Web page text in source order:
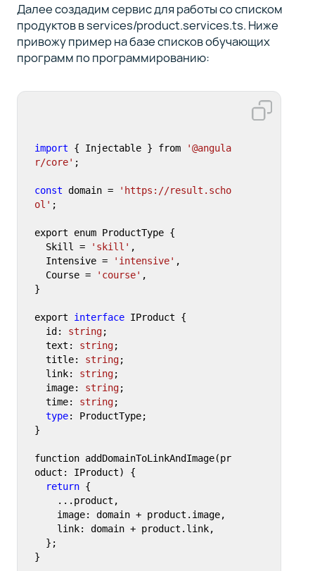
Далее создадим сервис для работы со списком
продуктов в services/product.services.ts. Ниже
привожу пример на базе списков обучающих
программ по программированию:
import { Injectable } from
'@angula
r/core' ;
const domain =
'https://result.scho
ol' ;
export enum ProductType {
  Skill =
'skill' ,
  Intensive =
'intensive' ,
  Course =
'course' ,
}
export interface IProduct {
  id:
string;
  text:
string;
  title:
string;
  link:
string;
  image:
string;
  time:
string;
type: ProductType;
}
function addDomainToLinkAndImage(pr
oduct: IProduct) {
return {
}